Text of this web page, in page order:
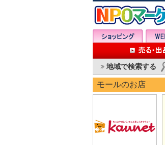
地域で検索する
モールのお店